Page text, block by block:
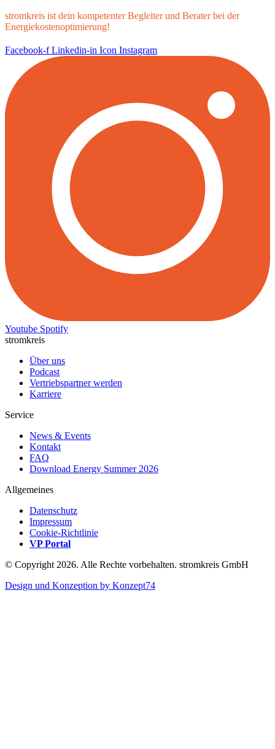
stromkreis ist dein kompetenter Begleiter und Berater bei der
Energiekostenoptimierung!
Facebook-f Linkedin-in Icon Instagram
Youtube Spotify
stromkreis
Über uns
Podcast
Vertriebspartner werden
Karriere
Service
News & Events
Kontakt
FAQ
Download Energy Summer 2026
Allgemeines
Datenschutz
Impressum
Cookie-Richtlinie
VP Portal
© Copyright 2026. Alle Rechte vorbehalten. stromkreis GmbH
Design und Konzeption by Konzept74